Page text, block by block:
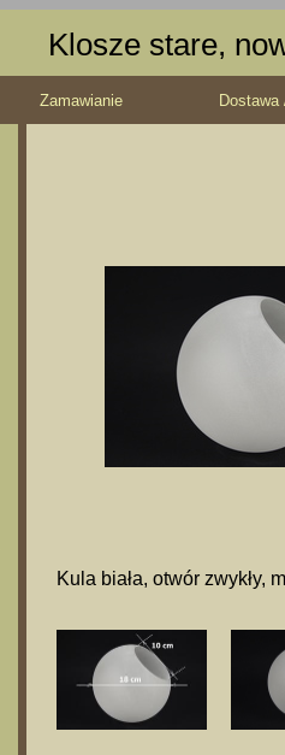
Klosze stare,
Zamawianie
Kula biała, otwór zwykły,